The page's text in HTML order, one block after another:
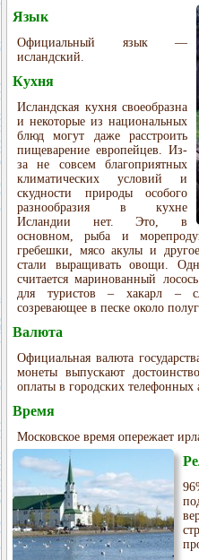
Язык
Официальный язык —
исландский.
Кухня
Исландская кухня своеобразна
и некоторые из национальных
блюд могут даже расстроить
пищеварение европейцев. Из-
за не совсем благоприятных
климатических условий и
скудности природы особого
разнообразия в кухне
Исландии нет. Это, в
основном, рыба и
гребешки, мясо акулы и
стали выращивать овощи.
считается маринованный
для туристов – хакарл –
созревающее в песке около
Валюта
Официальная валюта
монеты выпускают
оплаты в городских телефонных
Время
Московское время опережает